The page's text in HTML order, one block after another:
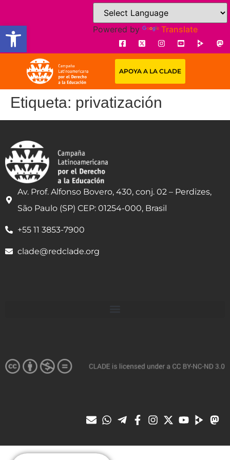
Open toolbarPowered by Translate
APOYA A LA CLADE
Etiqueta: privatización
Av. Prof. Alfonso Bovero, 430, conj. 02 – Perdizes,
São Paulo (SP) CEP: 01254-000, Brasil
+55 11 3853-7900
clade@redclade.org